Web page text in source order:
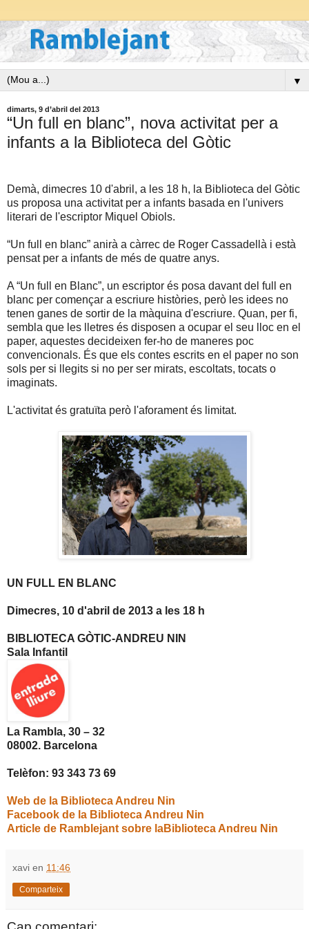
▼
dimarts, 9 d’abril del 2013
“Un full en blanc”, nova activitat per a
infants a la Biblioteca del Gòtic
Demà, dimecres 10 d'abril, a les 18 h, la Biblioteca del Gòtic
us proposa una activitat per a infants basada en l'univers
literari de l'escriptor Miquel Obiols.
“Un full en blanc” anirà a càrrec de Roger Cassadellà i està
pensat per a infants de més de quatre anys.
A “Un full en Blanc”, un escriptor és posa davant del full en
blanc per començar a escriure històries, però les idees no
tenen ganes de sortir de la màquina d'escriure. Quan, per fi,
sembla que les lletres és disposen a ocupar el seu lloc en el
paper, aquestes decideixen fer-ho de maneres poc
convencionals. És que els contes escrits en el paper no son
sols per si llegits si no per ser mirats, escoltats, tocats o
imaginats.
L'activitat és gratuïta però l'aforament és limitat.
UN FULL EN BLANC
Dimecres, 10 d'abril de 2013 a les 18 h
BIBLIOTECA GÒTIC-ANDREU NIN
Sala Infantil
La Rambla, 30 – 32
08002. Barcelona
Telèfon: 93 343 73 69
Web de la Biblioteca Andreu Nin
Facebook de la Biblioteca Andreu Nin
Article de Ramblejant sobre laBiblioteca Andreu Nin
xavi en 11:46
Comparteix